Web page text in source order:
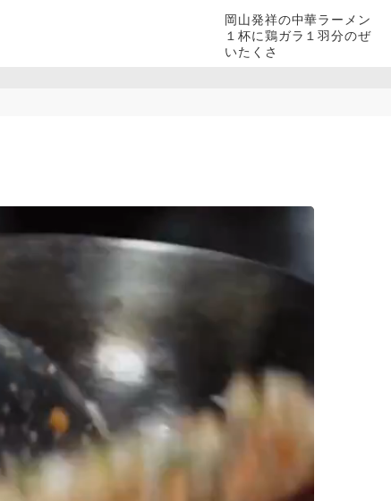
岡山発祥の中華ラーメン
１杯に鶏ガラ１羽分のぜ
いたくさ